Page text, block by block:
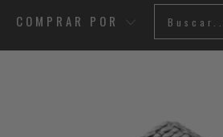
COMPRAR POR